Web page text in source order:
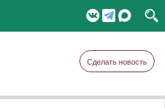
Сделать новость